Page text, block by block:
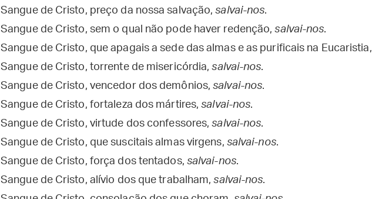
Sangue de Cristo, preço da nossa salvação,salvai-nos.
Sangue de Cristo, sem o qual não pode haver redenção,salvai-nos.
Sangue de Cristo, que apagais a sede das almas e as purificais na Eucaristia,
Sangue de Cristo, torrente de misericórdia,salvai-nos.
Sangue de Cristo, vencedor dos demônios,salvai-nos.
Sangue de Cristo, fortaleza dos mártires,salvai-nos.
Sangue de Cristo, virtude dos confessores,salvai-nos.
Sangue de Cristo, que suscitais almas virgens, salvai-nos.
Sangue de Cristo, força dos tentados, salvai-nos.
Sangue de Cristo, alívio dos que trabalham,salvai-nos.